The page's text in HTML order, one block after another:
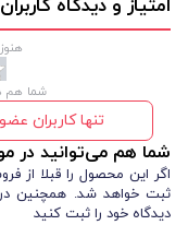
امتیاز و دیدگاه کاربران
شما هم
تنها کاربران
شما هم می‌توانید در
اگر این محصول را قبلا از
ثبت خواهد شد. همچنین
دیدگاه خود را ثبت کنید